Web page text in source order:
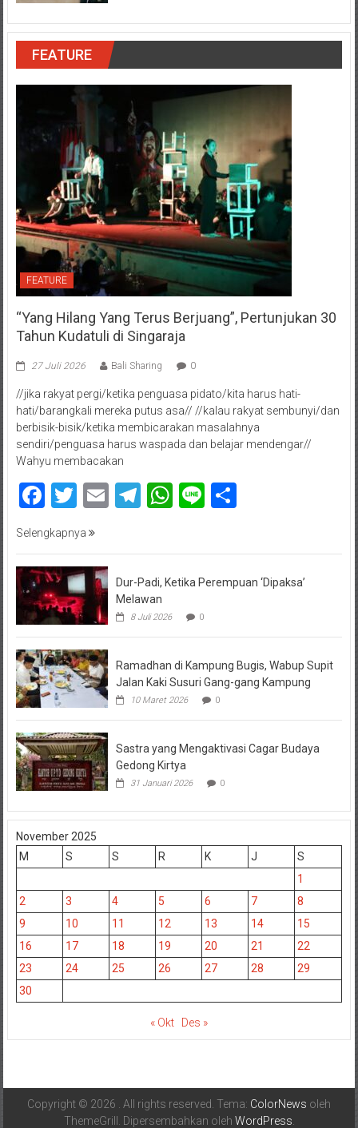
FEATURE
FEATURE
“Yang Hilang Yang Terus Berjuang”, Pertunjukan 30
Tahun Kudatuli di Singaraja
27 Juli 2026 Bali Sharing 0
//jika rakyat pergi/ketika penguasa pidato/kita harus hati-
hati/barangkali mereka putus asa// //kalau rakyat sembunyi/dan
berbisik-bisik/ketika membicarakan masalahnya
sendiri/penguasa harus waspada dan belajar mendengar//
Wahyu membacakan
Facebook
Twitter
EmailTelegram
WhatsApp
LineShare
Selengkapnya
Dur-Padi, Ketika Perempuan ‘Dipaksa’
Melawan
8 Juli 2026 0
Ramadhan di Kampung Bugis, Wabup Supit
Jalan Kaki Susuri Gang-gang Kampung
10 Maret 2026 0
Sastra yang Mengaktivasi Cagar Budaya
Gedong Kirtya
31 Januari 2026 0
November 2025
M
S S R K J
S
1
2
3 4 5 6 7
8
9
10 11 12 13 14
15
16
17 18 19 20 21
22
23
24 25 26 27 28
29
30
« Okt Des »
Copyright © 2026 . All rights reserved. Tema: ColorNews oleh
ThemeGrill. Dipersembahkan oleh WordPress